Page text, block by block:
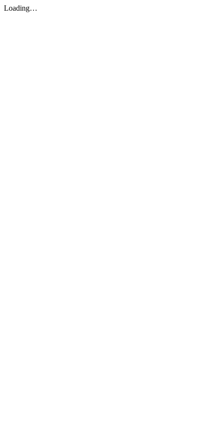
Loading…